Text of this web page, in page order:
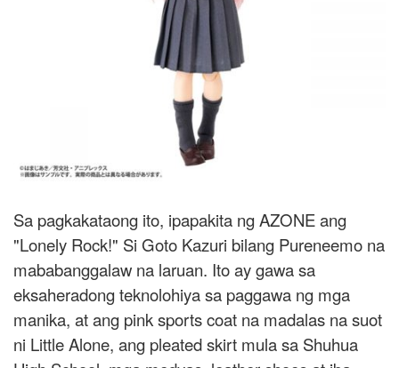
Sa pagkakataong ito, ipapakita ng AZONE ang
"Lonely Rock!" Si Goto Kazuri bilang Pureneemo na
mababanggalaw na laruan. Ito ay gawa sa
eksaheradong teknolohiya sa paggawa ng mga
manika, at ang pink sports coat na madalas na suot
ni Little Alone, ang pleated skirt mula sa Shuhua